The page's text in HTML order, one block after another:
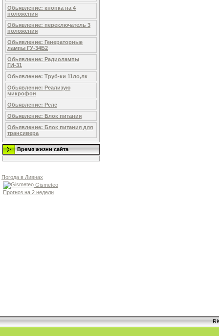
Обьявление: кнопка на 4
положения
Обьявление: переключатель 3
положения
Обьявление: Генераторные
лампы ГУ-34Б2
Обьявление: Радиолампы
ГИ-31
Обьявление: Труб-ки 11ло,лк
Обьявление: Реализую
микрофон
Обьявление: Реле
Обьявление: Блок питания
Обьявление: Блок питания для
трансивера
Время жизни сайта
Погода в Ливнах
Gismeteo
Прогноз на 2 недели